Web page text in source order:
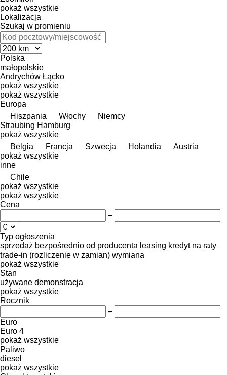
pokaż wszystkie
Lokalizacja
Szukaj w promieniu
Polska
małopolskie
Andrychów Łącko
pokaż wszystkie
pokaż wszystkie
Europa
Hiszpania
Włochy
Niemcy
Straubing Hamburg
pokaż wszystkie
Belgia
Francja Szwecja Holandia
Austria
pokaż wszystkie
inne
Chile
pokaż wszystkie
pokaż wszystkie
Cena
–
Typ ogłoszenia
sprzedaż bezpośrednio od producenta leasing kredyt na raty
trade-in (rozliczenie w zamian) wymiana
pokaż wszystkie
Stan
używane demonstracja
pokaż wszystkie
Rocznik
–
Euro
Euro 4
pokaż wszystkie
Paliwo
diesel
pokaż wszystkie